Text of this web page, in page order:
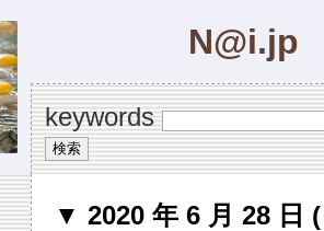
N@i.jp
keywords
▼ 2020 年 6 月 28 日